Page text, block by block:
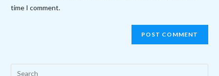
time I comment.
Search